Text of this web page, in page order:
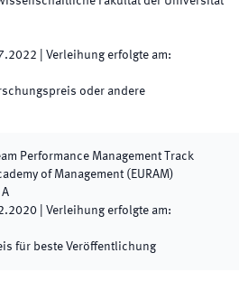
Verleihung erfolgte am:
oder andere
Performance Management Track
of Management (EURAM)
Verleihung erfolgte am:
für beste Veröffentlichung